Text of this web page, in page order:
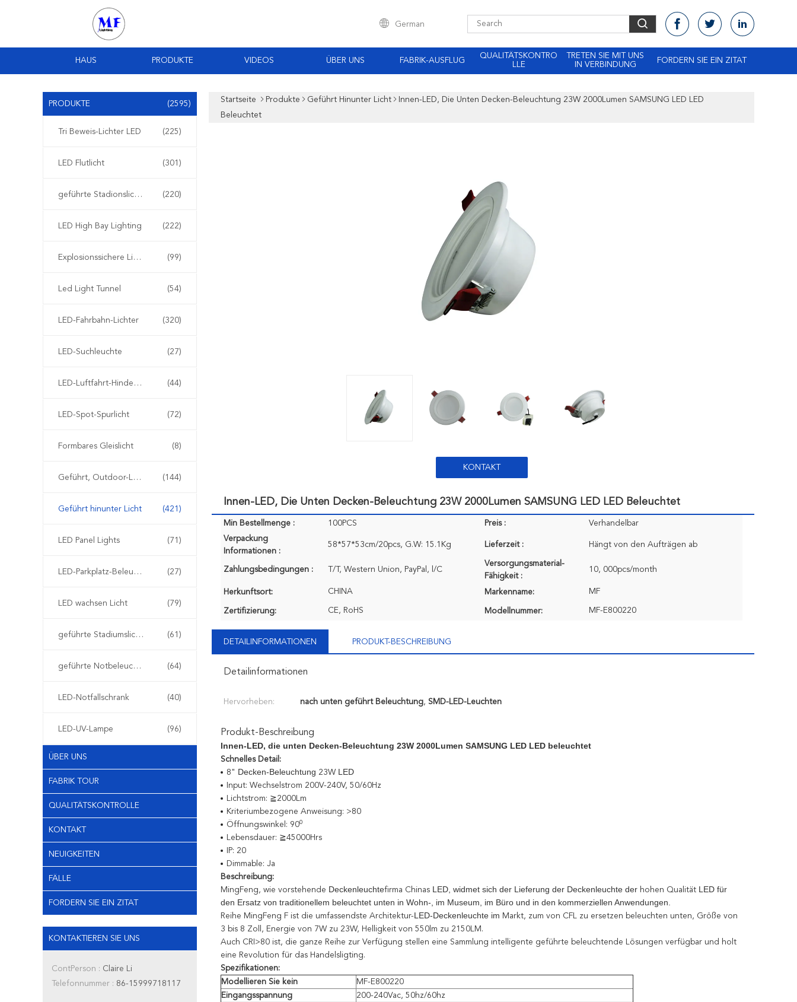
German
HAUS PRODUKTE VIDEOS ÜBER UNS FABRIK-AUSFLUG
QUALITÄTSKONTRO
LLE
TRETEN SIE MIT UNS
IN VERBINDUNG
FORDERN SIE EIN ZITAT
PRODUKTE (2595)
Tri Beweis-Lichter LED (225)
LED Flutlicht (301)
geführte Stadionslichter (220)
LED High Bay Lighting (222)
Explosionssichere Lichter LED (99)
Led Light Tunnel (54)
LED-Fahrbahn-Lichter (320)
LED-Suchleuchte (27)
LED-Luftfahrt-Hindernisfeuer (44)
LED-Spot-Spurlicht (72)
Formbares Gleislicht (8)
Geführt, Outdoor-Landschaftsbeleuchtung (144)
Geführt hinunter Licht (421)
LED Panel Lights (71)
LED-Parkplatz-Beleuchtung (27)
LED wachsen Licht (79)
geführte Stadiumslichter (61)
geführte Notbeleuchtung (64)
LED-Notfallschrank (40)
LED-UV-Lampe (96)
ÜBER UNS
FABRIK TOUR
QUALITÄTSKONTROLLE
KONTAKT
NEUIGKEITEN
FÄLLE
FORDERN SIE EIN ZITAT
KONTAKTIEREN SIE UNS
ContPerson : Claire Li
Telefonnummer : 86-15999718117
Startseite Produkte Geführt Hinunter Licht
Innen-LED, Die Unten Decken-Beleuchtung 23W 2000Lumen SAMSUNG LED LED
Beleuchtet
KONTAKT
Innen-LED, Die Unten Decken-Beleuchtung 23W 2000Lumen SAMSUNG LED LED Beleuchtet
Min Bestellmenge : 100PCS Preis :
Verhandelbar
Verpackung
Informationen :
58*57*53cm/20pcs, G.W: 15.1Kg Lieferzeit : Hängt von den Aufträgen ab
Zahlungsbedingungen : T/T, Western Union, PayPal, l/C
Versorgungsmaterial-
Fähigkeit :
10, 000pcs/month
Herkunftsort: CHINA Markenname: MF
Zertifizierung: CE, RoHS Modellnummer: MF-E800220
DETAILINFORMATIONEN PRODUKT-BESCHREIBUNG
Detailinformationen
Hervorheben: nach unten geführt Beleuchtung,SMD-LED-Leuchten
Produkt-Beschreibung
Innen-LED, die unten Decken-Beleuchtung 23W 2000Lumen SAMSUNG LED LED beleuchtet
Schnelles Detail:
8" Decken-Beleuchtung 23W LED
Input: Wechselstrom 200V-240V, 50/60Hz
Lichtstrom: ≧2000Lm
Kriteriumbezogene Anweisung: >80
Öffnungswinkel: 900
Lebensdauer: ≧45000Hrs
IP: 20
Dimmable: Ja
Beschreibung:
MingFeng, wie vorstehende Deckenleuchtefirma Chinas LED , widmet sich der Lieferung der Deckenleuchte der hohen Qualität LED für
den Ersatz von traditionellem beleuchtet unten in Wohn-, im Museum, im Büro und in den kommerziellen Anwendungen.
Reihe MingFeng F ist die umfassendste Architektur-LED-Deckenleuchte im Markt, zum von CFL zu ersetzen beleuchten unten, Größe von
3 bis 8 Zoll, Energie von 7W zu 23W, Helligkeit von 550lm zu 2150LM.
Auch CRI>80 ist, die ganze Reihe zur Verfügung stellen eine Sammlung intelligente geführte beleuchtende Lösungen verfügbar und holt
eine Revolution für das Handelsligting.
Spezifikationen:
Modellieren Sie kein
MF-E800220
Eingangsspannung
200-240Vac, 50hz/60hz